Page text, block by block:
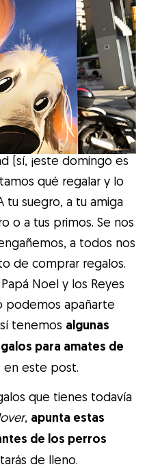
fácil de encontrar y
de perros
están
tu perro como si
su familia! Todas
Veterinaria
Gudog
(sí, ¡este domingo es
qué regalar y lo
tu suegro, a tu amiga
o a tus primos. Se nos
a todos nos
de comprar regalos.
Noel y los Reyes
podemos apañarte
tenemos algunas
para amates de
en este post.
que tienes todavía
, apunta estas
de los perros
de lleno.